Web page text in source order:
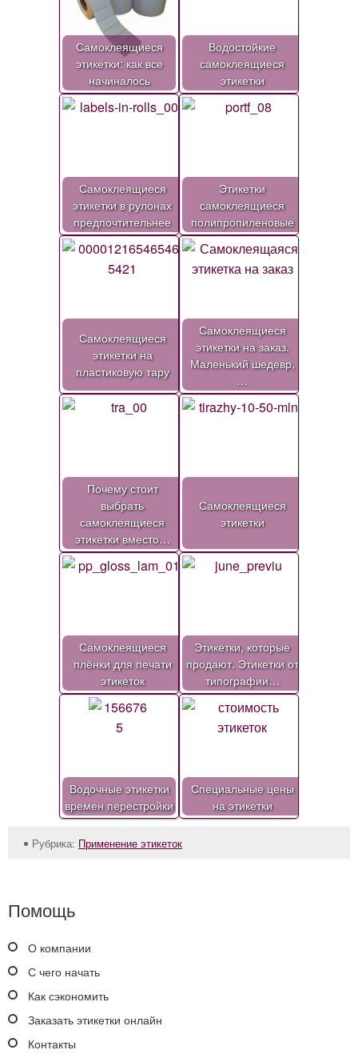
Самоклеящиеся
этикетки: как все
начиналось
Водостойкие
самоклеящиеся
этикетки
Самоклеящиеся
этикетки в рулонах
предпочтительнее
Этикетки
самоклеящиеся
полипропиленовые
Самоклеящиеся
этикетки на
пластиковую тару
Самоклеящиеся
этикетки на заказ.
Маленький шедевр,
…
Почему стоит
выбрать
самоклеящиеся
этикетки вместо…
Самоклеящиеся
этикетки
Самоклеящиеся
плёнки для печати
этикеток
Этикетки, которые
продают. Этикетки от
типографии…
Водочные этикетки
времен перестройки
Специальные цены
на этикетки
Рубрика: Применение этикеток
Помощь
О компании
С чего начать
Как сэкономить
Заказать этикетки онлайн
Контакты